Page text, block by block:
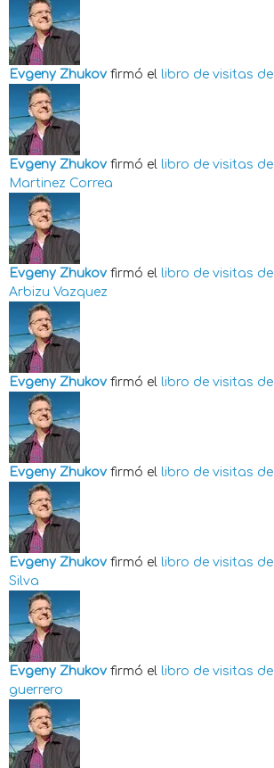
Evgeny Zhukov firmó el libro de visitas de
Evgeny Zhukov firmó el libro de visitas de
Martinez Correa
Evgeny Zhukov firmó el libro de visitas de
Arbizu Vazquez
Evgeny Zhukov firmó el libro de visitas de
Evgeny Zhukov firmó el libro de visitas de
Evgeny Zhukov firmó el libro de visitas de
Silva
Evgeny Zhukov firmó el libro de visitas de
guerrero